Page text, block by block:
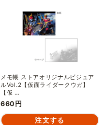
メモ帳 ストアオリジナルビジュア
ルVol.2【仮面ライダークウガ】
【仮 …
660円